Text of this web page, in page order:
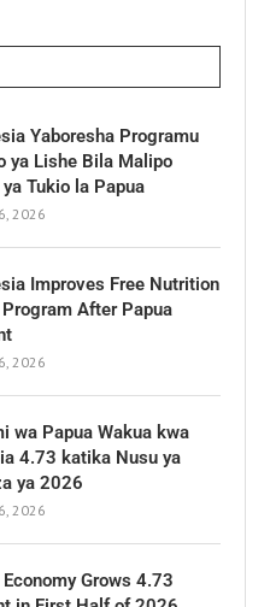
Yaboresha Programu
ya Lishe Bila Malipo
ya Tukio la Papua
2026
Improves Free Nutrition
After Papua
2026
wa Papua Wakua kwa
4.73 katika Nusu ya
ya 2026
2026
Economy Grows 4.73